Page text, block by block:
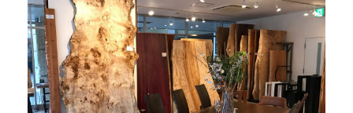
MOKUBA について
商品情報